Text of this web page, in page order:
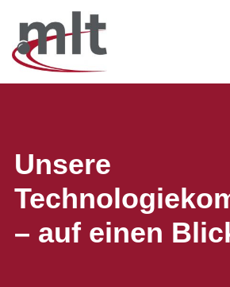
Zum
Inhalt
springen
Unsere
– auf einen